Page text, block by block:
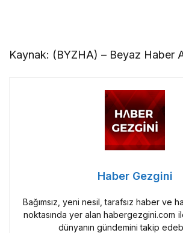
Kaynak: (BYZHA) – Beyaz Haber
Haber Gezgini
Bağımsız, yeni nesil, tarafsız haber ve
noktasında yer alan habergezgini.com
dünyanın gündemini takip